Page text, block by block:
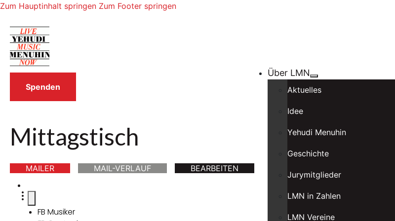
Zum Hauptinhalt springen Zum Footer springen
Über LMN
Aktuelles
Idee
Yehudi Menuhin
Geschichte
Jurymitglieder
LMN in Zahlen
LMN Vereine
Spenden
Mittagstisch
MAILER MAIL-VERLAUF BEARBEITEN
FB Musiker